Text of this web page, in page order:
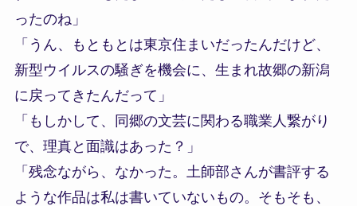
ったのね」
「うん、もともとは東京住まいだったんだけど、
新型ウイルスの騒ぎを機会に、生まれ故郷の新潟
に戻ってきたんだって」
「もしかして、同郷の文芸に関わる職業人繋がり
で、理真と面識はあった？」
「残念ながら、なかった。土師部さんが書評する
ような作品は私は書いていないもの。そもそも、